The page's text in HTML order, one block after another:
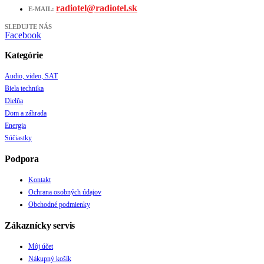
E-MAIL: radiotel@radiotel.sk
SLEDUJTE NÁS
Facebook
Kategórie
Audio, video, SAT
Biela technika
Dielňa
Dom a záhrada
Energia
Súčiastky
Podpora
Kontakt
Ochrana osobných údajov
Obchodné podmienky
Zákaznícky servis
Môj účet
Nákupný košík